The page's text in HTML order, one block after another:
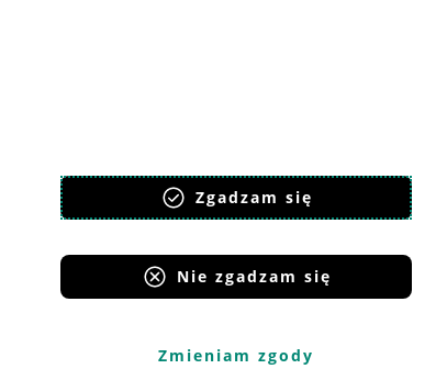
Zgadzam się
Nie zgadzam się
Zmieniam zgody